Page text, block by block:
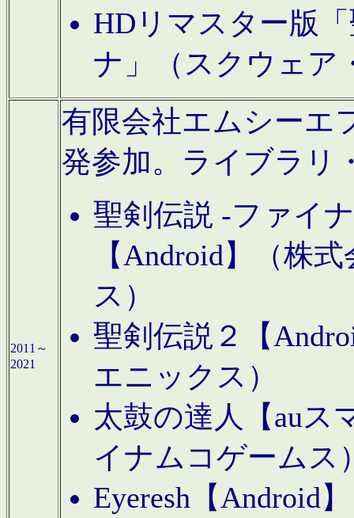
HDリマスター版
ナ」（スクウェア
2011～
2021
有限会社エムシーエ
発参加。ライブラリ
聖剣伝説 -ファイ
【Android】（株
ス）
聖剣伝説２【
エニックス）
太鼓の達人【auス
イナムコゲームス
Eyeresh【Android